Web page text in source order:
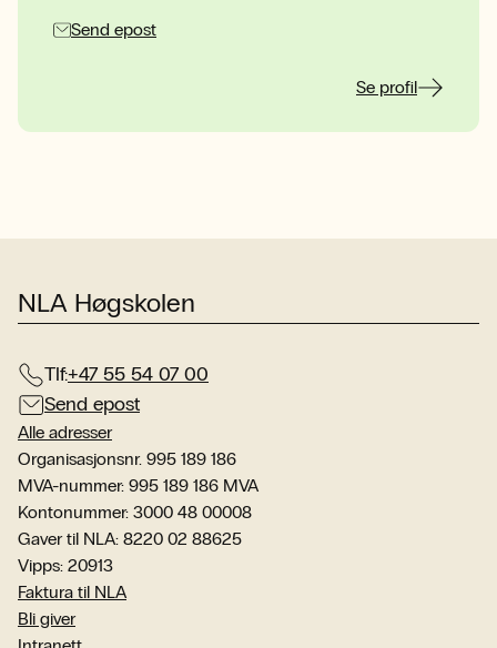
Send epost
Se profil
NLA Høgskolen
Tlf:+47 55 54 07 00
Send epost
Alle adresser
Organisasjonsnr. 995 189 186
MVA-nummer: 995 189 186 MVA
Kontonummer: 3000 48 00008
Gaver til NLA: 8220 02 88625
Vipps: 20913
Faktura til NLA
Bli giver